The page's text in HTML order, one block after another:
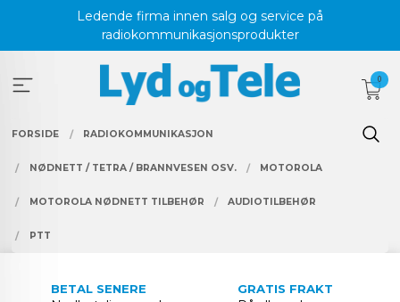
Ledende firma innen salg og service på
radiokommunikasjonsprodukter
0
FORSIDE RADIOKOMMUNIKASJON
NØDNETT / TETRA / BRANNVESEN OSV. MOTOROLA
MOTOROLA NØDNETT TILBEHØR AUDIOTILBEHØR
PTT
BETAL SENERE GRATIS FRAKT